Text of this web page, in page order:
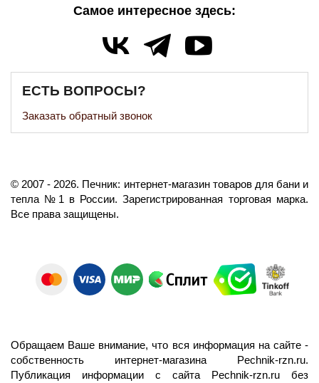
Самое интересное здесь:
ЕСТЬ ВОПРОСЫ?
Заказать обратный звонок
©️ 2007 - 2026. Печник: интернет-магазин товаров для бани и
тепла №1 в России. Зарегистрированная торговая марка.
Все права защищены.
Обращаем Ваше внимание, что вся информация на сайте -
собственность интернет-магазина Pechnik-rzn.ru.
Публикация информации с сайта Pechnik-rzn.ru без